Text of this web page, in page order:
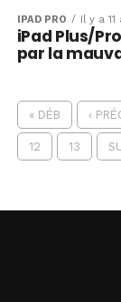
IPAD PRO Il y a 11
iPad Plus/
par la
« DÉB ‹
12 13